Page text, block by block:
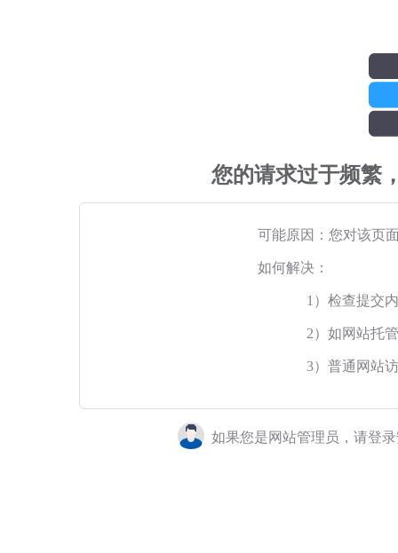
您的请求过于频繁
可能原因：您对该页
如何解决：
1）检查提交
2）如网站托
3）普通网站
如果您是网站管理员，请登